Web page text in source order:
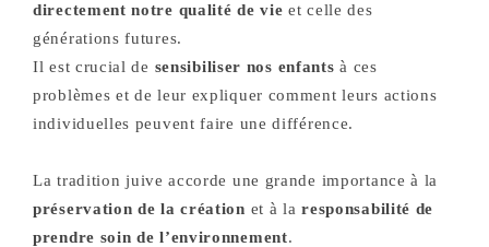
directement notre qualité de vie et celle des
générations futures.
Il est crucial de sensibiliser nos enfants à ces
problèmes et de leur expliquer comment leurs actions
individuelles peuvent faire une différence.
La tradition juive accorde une grande importance à la
préservation de la création et à laresponsabilité de
prendre soin de l’environnement.